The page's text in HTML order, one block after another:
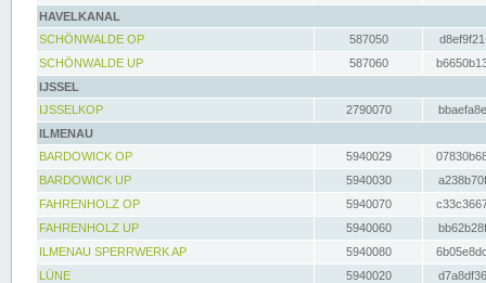
HAVELKANAL
SCHÖNWALDE OP
587050
SCHÖNWALDE UP
587060
IJSSEL
IJSSELKOP
2790070
ILMENAU
BARDOWICK OP
5940029
BARDOWICK UP
5940030
FAHRENHOLZ OP
5940070
FAHRENHOLZ UP
5940060
ILMENAU SPERRWERK AP
5940080
LÜNE
5940020